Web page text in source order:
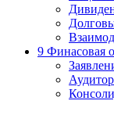
9 Финасовая